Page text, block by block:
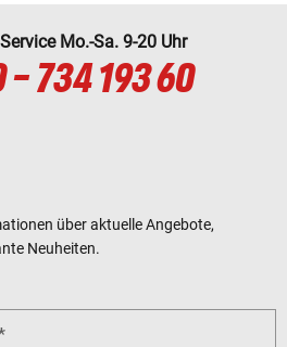
Mo.-Sa. 9-20 Uhr
- 734 193 60
über aktuelle Angebote,
Neuheiten.